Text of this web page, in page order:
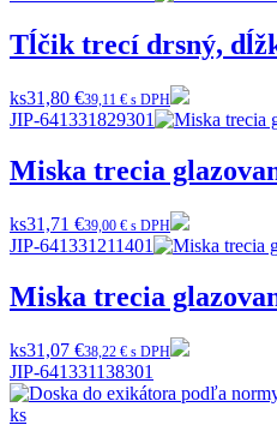
Tĺčik trecí drsný,
ks31,80 €39,11 € s DPH
JIP-641331829301
Miska trecia
ks31,71 €39,00 € s DPH
JIP-641331211401
Miska trecia
ks31,07 €38,22 € s DPH
JIP-641331138301